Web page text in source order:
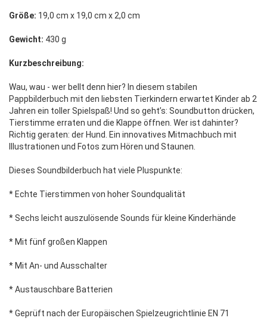
Größe: 19,0 cm x 19,0 cm x 2,0 cm
Gewicht: 430 g
Kurzbeschreibung:
Wau, wau - wer bellt denn hier? In diesem stabilen
Pappbilderbuch mit den liebsten Tierkindern erwartet Kinder ab 2
Jahren ein toller Spielspaß! Und so geht’s: Soundbutton drücken,
Tierstimme erraten und die Klappe öffnen. Wer ist dahinter?
Richtig geraten: der Hund. Ein innovatives Mitmachbuch mit
Illustrationen und Fotos zum Hören und Staunen.
Dieses Soundbilderbuch hat viele Pluspunkte:
* Echte Tierstimmen von hoher Soundqualität
* Sechs leicht auszulösende Sounds für kleine Kinderhände
* Mit fünf großen Klappen
* Mit An- und Ausschalter
* Austauschbare Batterien
* Geprüft nach der Europäischen Spielzeugrichtlinie EN 71